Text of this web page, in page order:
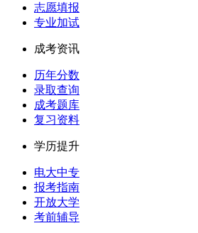
志愿填报
专业加试
成考资讯
历年分数
录取查询
成考题库
复习资料
学历提升
电大中专
报考指南
开放大学
考前辅导